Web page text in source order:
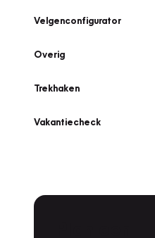
Velgenconfigurator
Overig
Trekhaken
Vakantiecheck